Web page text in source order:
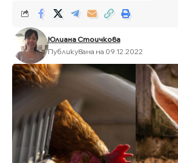
Юлиана Стоичкова
Публикувана на 09.12.2022